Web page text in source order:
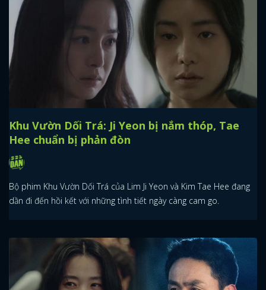
Khu Vườn Dối Trá: Ji Yeon bị nắm thóp, Tae
Hee chuẩn bị phản đòn
Bộ phim Khu Vườn Dối Trá của Lim Ji Yeon và Kim Tae Hee đang
dần đi đến hồi kết với những tình tiết ngày càng cam go.